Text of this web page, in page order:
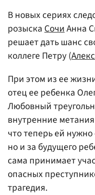
В новых сериях
розыскаСочиАнна
решает дать шанс
коллеге Петру (
При этом из ее
отец ее ребенка
Любовный
внутренние
что теперь ей нужно
но и за будущего
сама принимает
опасных
трагедия.